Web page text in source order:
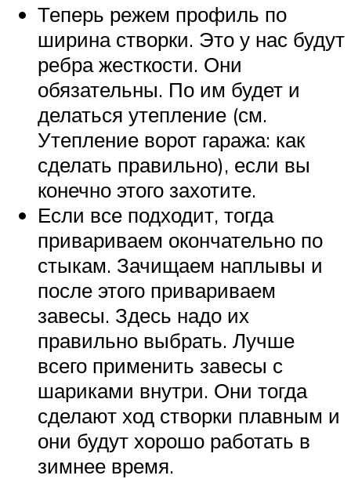
Теперь режем профиль по
ширина створки. Это у нас будут
ребра жесткости. Они
обязательны. По им будет и
делаться утепление (см.
Утепление ворот гаража: как
сделать правильно), если вы
конечно этого захотите.
Если все подходит, тогда
привариваем окончательно по
стыкам. Зачищаем наплывы и
после этого привариваем
завесы. Здесь надо их
правильно выбрать. Лучше
всего применить завесы с
шариками внутри. Они тогда
сделают ход створки плавным и
они будут хорошо работать в
зимнее время.